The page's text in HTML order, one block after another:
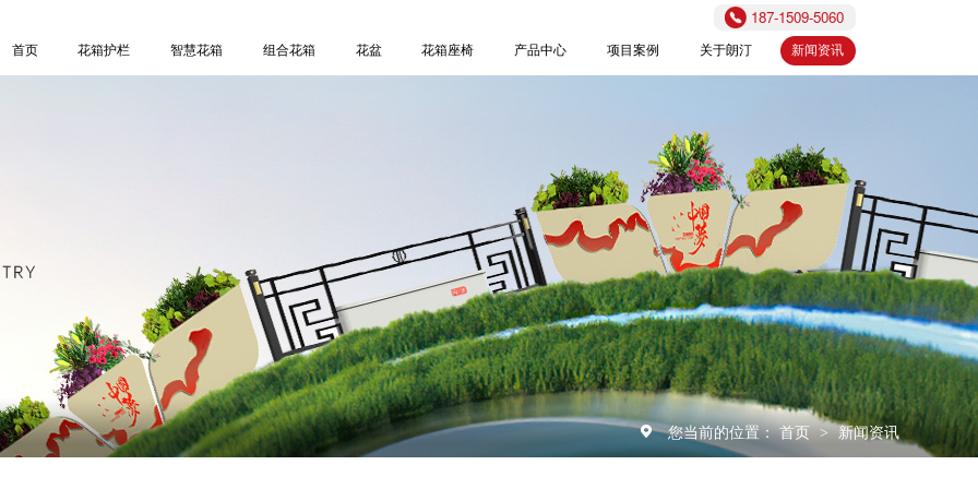
187-1509-5060
首页 花箱护栏 智慧花箱 组合花箱 花盆 花箱座椅 产品中心 项目案例 关于朗汀 新闻资讯
您当前的位置： 首页 > 新闻资讯